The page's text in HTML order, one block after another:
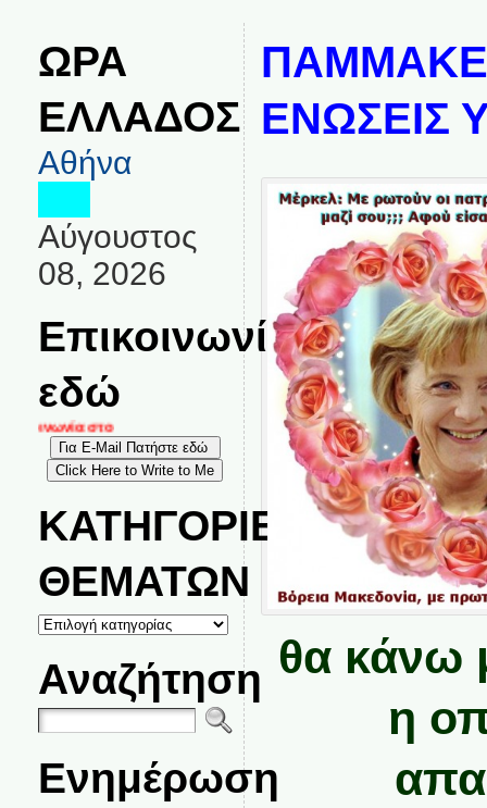
ΩΡΑ
ΕΛΛΑΔΟΣ
Αθήνα
Αύγουστος
08, 2026
Επικοινωνία
εδώ
στο
ΚΑΤΗΓΟΡΙΕΣ
ΘΕΜΑΤΩΝ
ΚΑΤΗΓΟΡΙΕΣ
ΘΕΜΑΤΩΝ
Αναζήτηση
Ενημέρωση
ΕΝΩΣΕΙΣ
θα κάνω
η